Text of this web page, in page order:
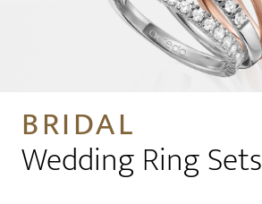
BRIDAL
Wedding Ring Sets